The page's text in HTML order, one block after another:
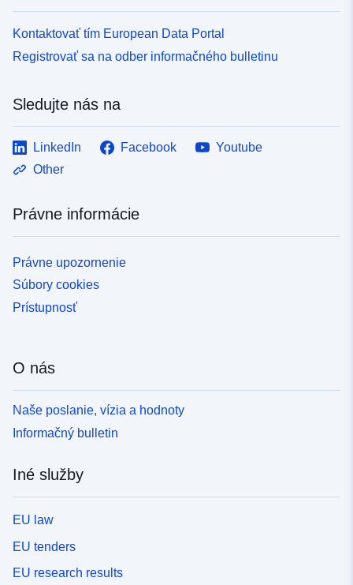
Kontaktovať tím European Data Portal
Registrovať sa na odber informačného bulletinu
Sledujte nás na
LinkedIn Facebook
Youtube
Other
Právne informácie
Právne upozornenie
Súbory cookies
Prístupnosť
O nás
Naše poslanie, vízia a hodnoty
Informačný bulletin
Iné služby
EU law
EU tenders
EU research results